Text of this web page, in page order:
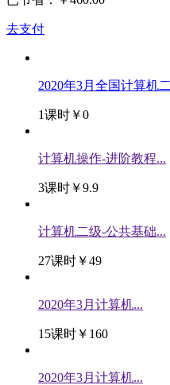
去支付
2020年3月全国计算机
1课时 ￥0
计算机操作-进阶教程...
3课时 ￥9.9
计算机二级-公共基础...
27课时 ￥49
2020年3月计算机...
15课时 ￥160
2020年3月计算机...